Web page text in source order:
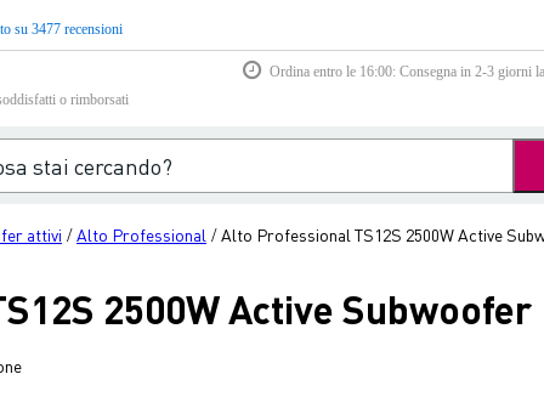
su 3477 recensioni
Ordina entro le 16:00: Consegna in 2-3 giorni
o rimborsati
attivi /Alto Professional /Alto Professional TS12S 2500W Active
2500W Active Subwoofer